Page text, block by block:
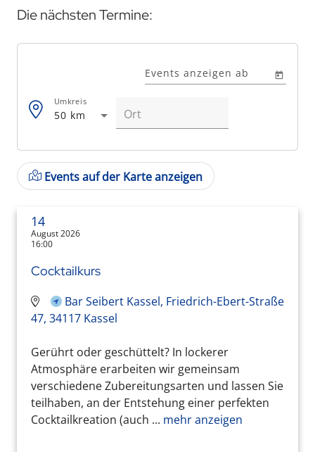
Die nächsten Termine:
Events anzeigen ab
50 km
Umkreis
Events auf der Karte anzeigen
14
August 2026
16:00
Cocktailkurs
Bar Seibert Kassel, Friedrich-Ebert-Straße
47, 34117 Kassel
Gerührt oder geschüttelt? In lockerer
Atmosphäre erarbeiten wir gemeinsam
verschiedene Zubereitungsarten und lassen Sie
teilhaben, an der Entstehung einer perfekten
Cocktailkreation (auch ... mehr anzeigen